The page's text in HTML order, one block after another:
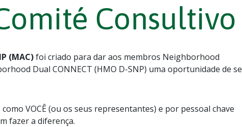
Consultivo
(MAC)foi criado para dar aos membros Neighborhood
Dual CONNECT (HMO D-SNP) uma oportunidade de se
VOCÊ (ou os seus representantes) e por pessoal chave
fazer a diferença.